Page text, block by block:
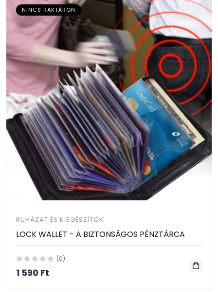
NINCS RAKTÁRON
RUHÁZAT ÉS KIEGÉSZÍTŐK
LOCK WALLET - A BIZTONSÁGOS PÉNZTÁRCA
(0)
1 590 Ft